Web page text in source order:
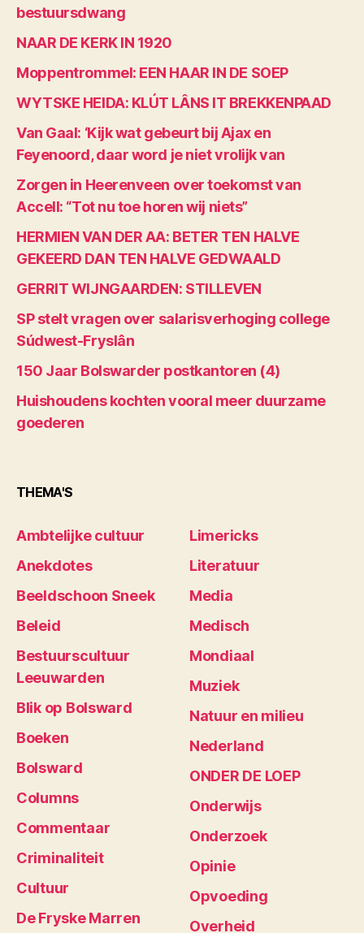
bestuursdwang
NAAR DE KERK IN 1920
Moppentrommel: EEN HAAR IN DE SOEP
WYTSKE HEIDA: KLÚT LÂNS IT BREKKENPAAD
Van Gaal: ‘Kijk wat gebeurt bij Ajax en
Feyenoord, daar word je niet vrolijk van
Zorgen in Heerenveen over toekomst van
Accell: “Tot nu toe horen wij niets”
HERMIEN VAN DER AA: BETER TEN HALVE
GEKEERD DAN TEN HALVE GEDWAALD
GERRIT WIJNGAARDEN: STILLEVEN
SP stelt vragen over salarisverhoging college
Súdwest-Fryslân
150 Jaar Bolswarder postkantoren (4)
Huishoudens kochten vooral meer duurzame
goederen
THEMA'S
Ambtelijke cultuur
Anekdotes
Beeldschoon Sneek
Beleid
Bestuurscultuur
Leeuwarden
Blik op Bolsward
Boeken
Bolsward
Columns
Commentaar
Criminaliteit
Cultuur
De Fryske Marren
Limericks
Literatuur
Media
Medisch
Mondiaal
Muziek
Natuur en milieu
Nederland
ONDER DE LOEP
Onderwijs
Onderzoek
Opinie
Opvoeding
Overheid